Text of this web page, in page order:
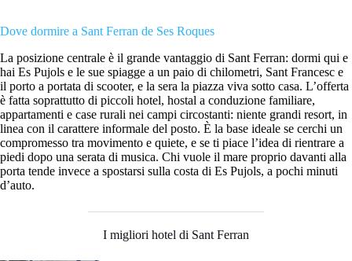
Dove dormire a Sant Ferran de Ses Roques
La posizione centrale è il grande vantaggio di Sant Ferran: dormi qui e
hai Es Pujols e le sue spiagge a un paio di chilometri, Sant Francesc e
il porto a portata di scooter, e la sera la piazza viva sotto casa. L’offerta
è fatta soprattutto di piccoli hotel, hostal a conduzione familiare,
appartamenti e case rurali nei campi circostanti: niente grandi resort, in
linea con il carattere informale del posto. È la base ideale se cerchi un
compromesso tra movimento e quiete, e se ti piace l’idea di rientrare a
piedi dopo una serata di musica. Chi vuole il mare proprio davanti alla
porta tende invece a spostarsi sulla costa di Es Pujols, a pochi minuti
d’auto.
I migliori hotel di Sant Ferran